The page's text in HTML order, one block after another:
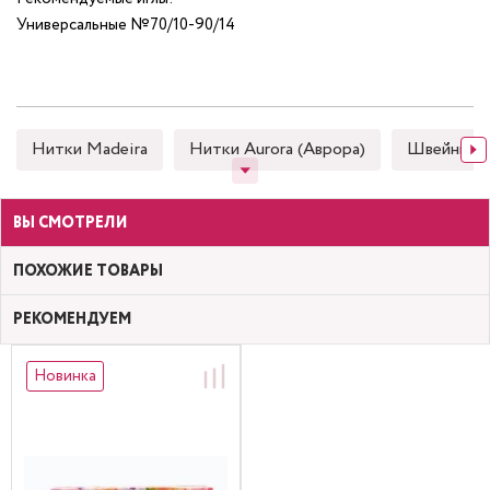
Универсальные №70/10-90/14
Нитки Madeira Нитки Aurora (Аврора) Швейные
ВЫ СМОТРЕЛИ
ПОХОЖИЕ ТОВАРЫ
РЕКОМЕНДУЕМ
Новинка